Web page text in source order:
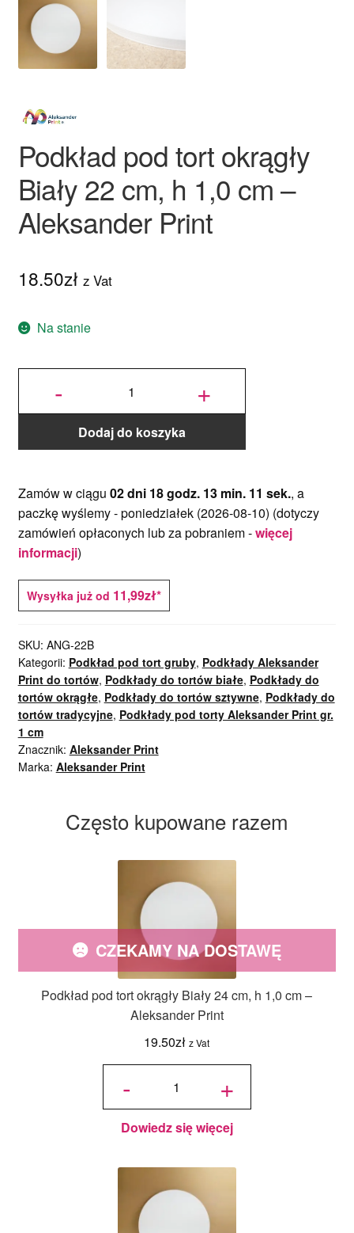
Podkład pod tort okrągły
Biały 22 cm, h 1,0 cm –
Aleksander Print
18.50zł z Vat
Na stanie
-
ilość
okrągły
Biały 22
cm, h 1,0
cm -
Aleksander
+
Dodaj do koszyka
Zamów w ciągu 02 dni 18 godz. 13 min. 10 sek., a
paczkę wyślemy -poniedziałek (2026-08-10) (dotyczy
zamówień opłaconych lub za pobraniem -więcej
informacji)
Wysyłka już od 11,99zł*
SKU: ANG-22B
Kategorii: Podkład pod tort gruby, Podkłady Aleksander
Print do tortów, Podkłady do tortów białe, Podkłady do
tortów okrągłe, Podkłady do tortów sztywne, Podkłady do
tortów tradycyjne, Podkłady pod torty Aleksander Print gr.
1 cm
Znacznik: Aleksander Print
Marka: Aleksander Print
Często kupowane razem
Podkład pod tort okrągły Biały 24 cm, h 1,0 cm –
Aleksander Print
19.50zł z Vat
CZEKAMY NA DOSTAWĘ
-
ilość
okrągły
Biały 24
cm -
Aleksander
+
Dowiedz się więcej